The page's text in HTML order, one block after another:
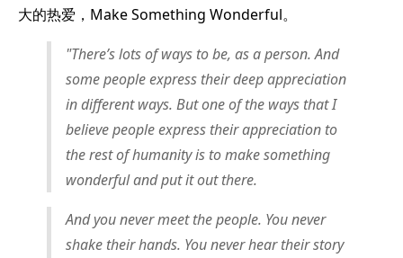
大的热爱，Make Something Wonderful。
"There’s lots of ways to be, as a person. And
some people express their deep appreciation
in different ways. But one of the ways that I
believe people express their appreciation to
the rest of humanity is to make something
wonderful and put it out there.
And you never meet the people. You never
shake their hands. You never hear their story